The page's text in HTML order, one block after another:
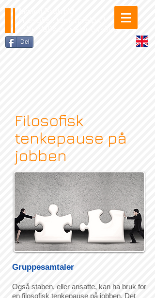
arbeidsliv og selvutvikling
Del
Filosofisk
tenkepause på
jobben
Gruppesamtaler
Også staben, eller ansatte, kan ha bruk for
en filosofisk tenkepause på jobben. Det